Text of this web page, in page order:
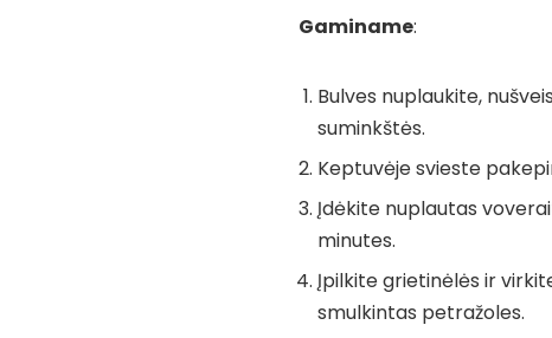
Gaminame:
Bulves nuplaukite,
suminkštės.
Keptuvėje svieste
Įdėkite nuplautas
minutes.
Įpilkite grietinėlės ir
smulkintas petražoles.